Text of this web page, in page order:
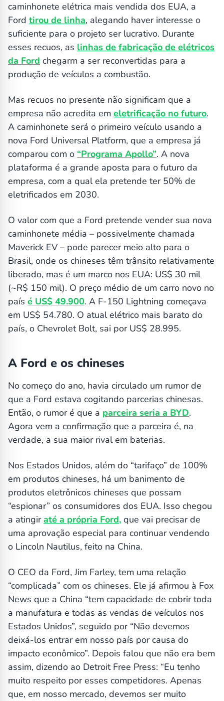
caminhonete elétrica mais vendida dos EUA, a
Ford tirou de linha, alegando haver interesse o
suficiente para o projeto ser lucrativo. Durante
esses recuos, as linhas de fabricação de elétricos
da Ford chegarm a ser reconvertidas para a
produção de veículos a combustão.
Mas recuos no presente não significam que a
empresa não acredita em eletrificação no futuro.
A caminhonete será o primeiro veículo usando a
nova Ford Universal Platform, que a empresa já
comparou com o “Programa Apollo”. A nova
plataforma é a grande aposta para o futuro da
empresa, com a qual ela pretende ter 50% de
eletrificados em 2030.
O valor com que a Ford pretende vender sua nova
caminhonete média – possivelmente chamada
Maverick EV – pode parecer meio alto para o
Brasil, onde os chineses têm trânsito relativamente
liberado, mas é um marco nos EUA: US$ 30 mil
(~R$ 150 mil). O preço médio de um carro novo no
país é US$ 49.900. A F-150 Lightning começava
em US$ 54.780. O atual elétrico mais barato do
país, o Chevrolet Bolt, sai por US$ 28.995.
A Ford e os chineses
No começo do ano, havia circulado um rumor de
que a Ford estava cogitando parcerias chinesas.
Então, o rumor é que a parceira seria a BYD.
Agora vem a confirmação que a parceira é, na
verdade, a sua maior rival em baterias.
Nos Estados Unidos, além do “tarifaço” de 100%
em produtos chineses, há um banimento de
produtos eletrônicos chineses que possam
“espionar” os consumidores dos EUA. Isso chegou
a atingiraté a própria Ford, que vai precisar de
uma aprovação especial para continuar vendendo
o Lincoln Nautilus, feito na China.
O CEO da Ford, Jim Farley, tem uma relação
“complicada” com os chineses. Ele já afirmou à Fox
News que a China “tem capacidade de cobrir toda
a manufatura e todas as vendas de veículos nos
Estados Unidos”, seguido por “Não devemos
deixá-los entrar em nosso país por causa do
impacto econômico”. Depois falou que não era bem
assim, dizendo ao Detroit Free Press: “Eu tenho
muito respeito por esses competidores. Apenas
que, em nosso mercado, devemos ser muito